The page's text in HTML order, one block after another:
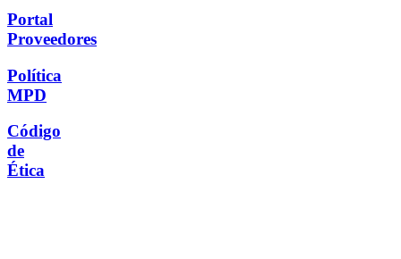
Portal
Proveedores
Política
MPD
Código
de
Ética